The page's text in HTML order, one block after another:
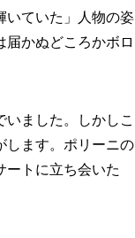
いていた」人物の姿
かぬどころかボロ
ました。しかしこ
します。ポリーニの
ートに立ち会いた